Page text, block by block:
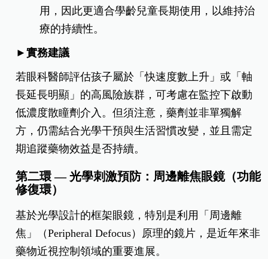
用，因此更適合學齡兒童長期使用，以維持治
療的持續性。
►實務建議
若眼科醫師評估孩子屬於「快速度數上升」或「軸
長延長明顯」的高風險族群，可考慮在監控下啟動
低濃度散瞳劑介入。但須注意，藥劑並非單獨解
方，仍需結合光學干預與生活習慣改變，並且需定
期追蹤藥物效益是否持續。
第二環 — 光學刺激預防：周邊離焦眼鏡（功能
修復環）
基於光學設計的框架眼鏡，特別是利用「周邊離
焦」（Peripheral Defocus）原理的鏡片，是近年來非
藥物近視控制領域的重要進展。